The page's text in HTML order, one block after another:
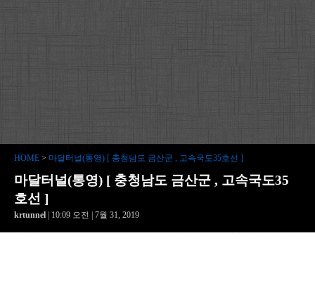
HOME > 마달터널(통영) [ 충청남도 금산군 , 고속국도35호선 ]
마달터널(통영) [ 충청남도 금산군 , 고속국도35
호선 ]
krtunnel | 10:09 오전 | 7월 31, 2019